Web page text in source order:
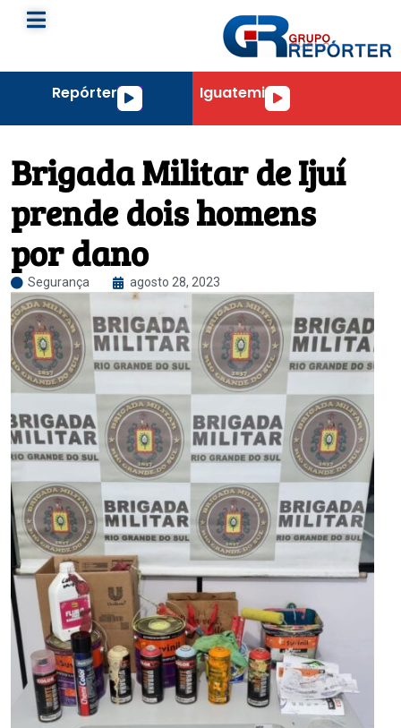
RepórterTocador
IguatemiTocador
Brigada Militar de Ijuí
prende dois homens
por dano
Segurança agosto 28, 2023